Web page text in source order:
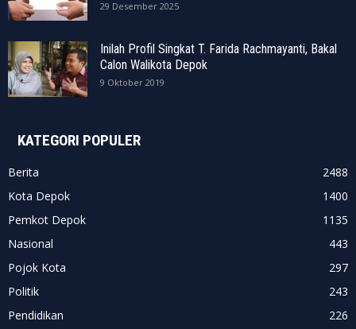
29 Desember 2025
Inilah Profil Singkat T. Farida Rachmayanti, Bakal
Calon Walikota Depok
9 Oktober 2019
KATEGORI POPULER
Berita
2488
Kota Depok
1400
Pemkot Depok
1135
Nasional
443
Pojok Kota
297
Politik
243
Pendidikan
226